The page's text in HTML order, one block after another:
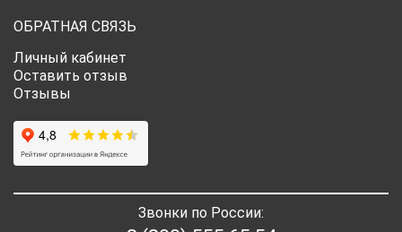
ОБРАТНАЯ СВЯЗЬ
Личный кабинет
Оставить отзыв
Отзывы
Звонки по России: